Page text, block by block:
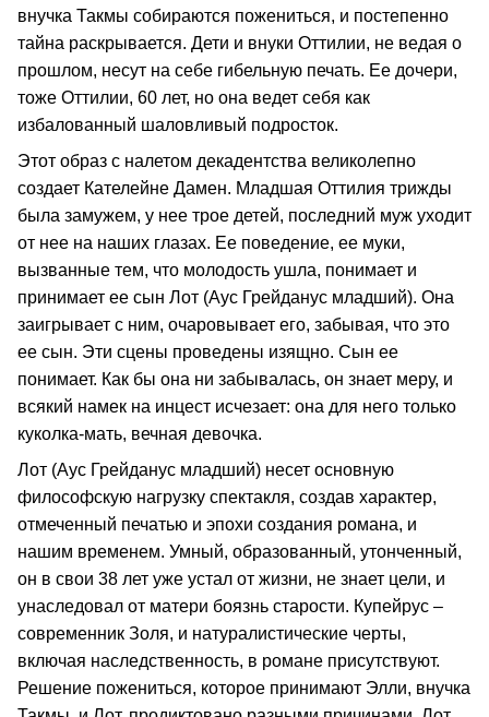
внучка Такмы собираются пожениться, и постепенно
тайна раскрывается. Дети и внуки Оттилии, не ведая о
прошлом, несут на себе гибельную печать. Ее дочери,
тоже Оттилии, 60 лет, но она ведет себя как
избалованный шаловливый подросток.
Этот образ с налетом декадентства великолепно
создает Кателейне Дамен. Младшая Оттилия трижды
была замужем, у нее трое детей, последний муж уходит
от нее на наших глазах. Ее поведение, ее муки,
вызванные тем, что молодость ушла, понимает и
принимает ее сын Лот (Аус Грейданус младший). Она
заигрывает с ним, очаровывает его, забывая, что это
ее сын. Эти сцены проведены изящно. Сын ее
понимает. Как бы она ни забывалась, он знает меру, и
всякий намек на инцест исчезает: она для него только
куколка-мать, вечная девочка.
Лот (Аус Грейданус младший) несет основную
философскую нагрузку спектакля, создав характер,
отмеченный печатью и эпохи создания романа, и
нашим временем. Умный, образованный, утонченный,
он в свои 38 лет уже устал от жизни, не знает цели, и
унаследовал от матери боязнь старости. Купейрус –
современник Золя, и натуралистические черты,
включая наследственность, в романе присутствуют.
Решение пожениться, которое принимают Элли, внучка